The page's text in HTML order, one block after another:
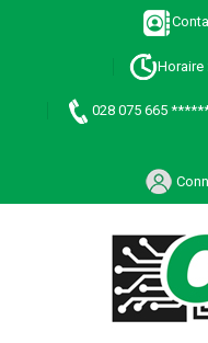
Horaire
028 075 665